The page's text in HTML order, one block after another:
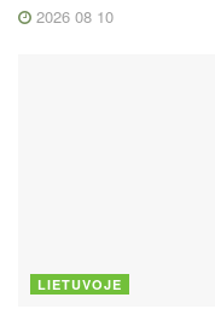
2026 08 10
LIETUVOJE